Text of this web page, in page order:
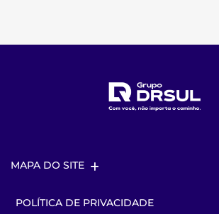
MAPA DO SITE
POLÍTICA DE PRIVACIDADE